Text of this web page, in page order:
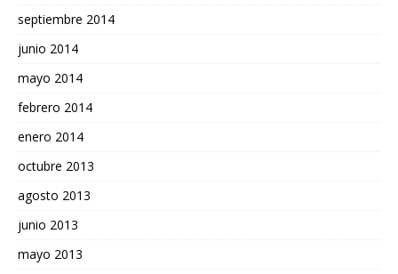
septiembre 2014
junio 2014
mayo 2014
febrero 2014
enero 2014
octubre 2013
agosto 2013
junio 2013
mayo 2013